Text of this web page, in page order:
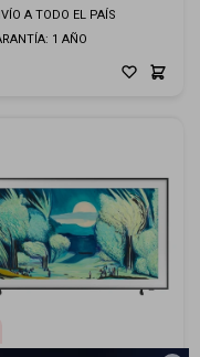
1 AÑO
A TODO EL PAÍS